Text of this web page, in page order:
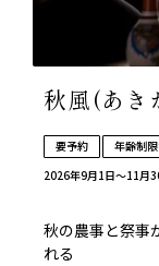
秋風(あき
要予約
年齢制
2026年9月1日〜11月
秋の農事と祭事
れる